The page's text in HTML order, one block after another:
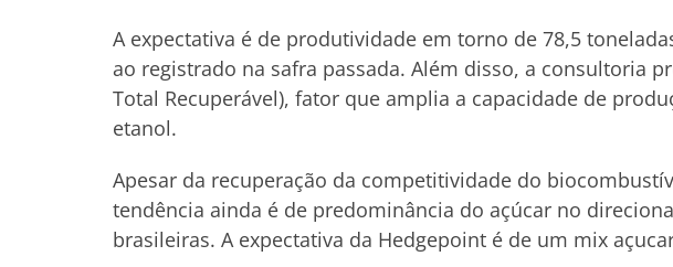
A expectativa é de produtividade em torno de 78,5
ao registrado na safra passada. Além disso, a consultoria
Total Recuperável), fator que amplia a capacidade de
etanol.
Apesar da recuperação da competitividade do
tendência ainda é de predominância do açúcar no
brasileiras. A expectativa da Hedgepoint é de um mix